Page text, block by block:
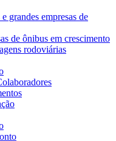
grandes empresas de
de ônibus em crescimento
rodoviárias